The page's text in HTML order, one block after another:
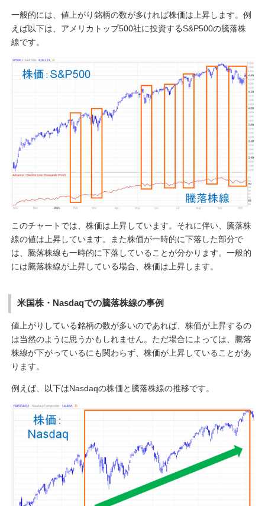
一般的には、値上がり銘柄の数が多ければ株価は上昇します。例
えば以下は、アメリカトップ500社に投資するS&P500の騰落株
線です。
このチャートでは、株価は上昇しています。それに伴い、騰落株
線の値は上昇しています。また株価が一時的に下落した部分で
は、騰落株線も一時的に下落していることが分かります。一般的
には騰落株線が上昇している場合、株価は上昇します。
米国株・Nasdaqでの騰落株線の事例
値上がりしている銘柄の数が多いのであれば、株価が上昇するの
は当然のように思うかもしれません。ただ場合によっては、騰落
株線が下がっているにも関わらず、株価が上昇していることがあ
ります。
例えば、以下はNasdaqの株価と騰落株線の推移です。